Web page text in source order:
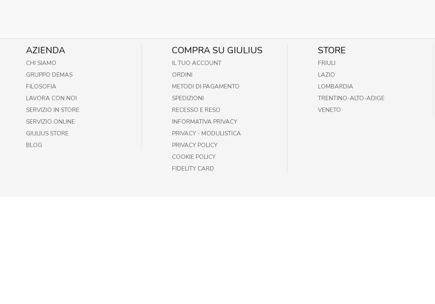
AZIENDA
CHI SIAMO
GRUPPO DEMAS
FILOSOFIA
LAVORA CON NOI
SERVIZIO IN STORE
SERVIZIO ONLINE
GIULIUS STORE
BLOG
COMPRA SU GIULIUS
IL TUO ACCOUNT
ORDINI
METODI DI PAGAMENTO
SPEDIZIONI
RECESSO E RESO
INFORMATIVA PRIVACY
PRIVACY - MODULISTICA
PRIVACY POLICY
COOKIE POLICY
FIDELITY CARD
STORE
FRIULI
LAZIO
LOMBARDIA
TRENTINO-ALTO-ADIGE
VENETO